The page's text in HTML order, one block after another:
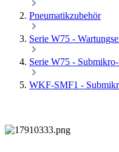
Pneumatikzubehör
Serie W75 -
Serie W75 -
WKF-SMF1 -